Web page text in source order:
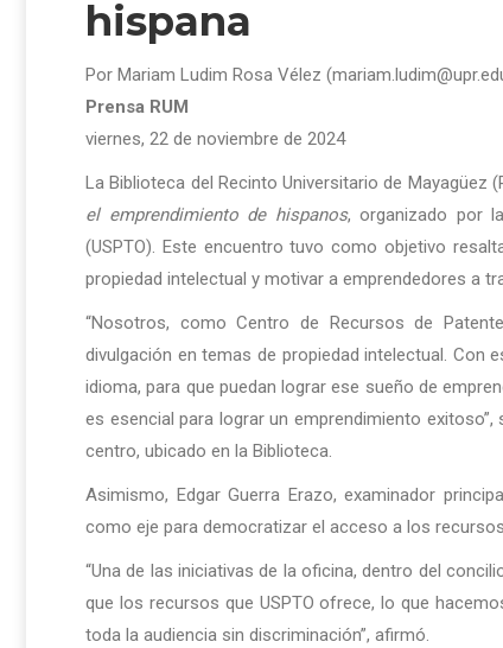
hispana
Por Mariam Ludim Rosa Vélez
Prensa RUM
viernes, 22 de noviembre de 2024
La Biblioteca del Recinto Universitario de Mayagüez
el emprendimiento de hispanos, organizado por
(USPTO). Este encuentro tuvo como objetivo
propiedad intelectual y motivar a emprendedores a
“Nosotros, como Centro de Recursos de
divulgación en temas de propiedad intelectual. Con
idioma, para que puedan lograr ese sueño de
es esencial para lograr un emprendimiento
centro, ubicado en la Biblioteca.
Asimismo, Edgar Guerra Erazo, examinador
como eje para democratizar el acceso a los
“Una de las iniciativas de la oficina, dentro del
que los recursos que USPTO ofrece, lo que
toda la audiencia sin discriminación”, afirmó.